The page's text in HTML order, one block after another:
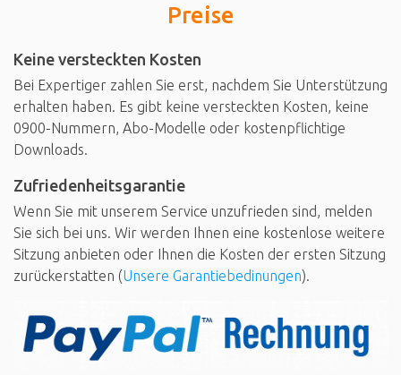
Preise
Keine versteckten Kosten
Bei Expertiger zahlen Sie erst, nachdem Sie Unterstützung
erhalten haben. Es gibt keine versteckten Kosten, keine
0900-Nummern, Abo-Modelle oder kostenpflichtige
Downloads.
Zufriedenheitsgarantie
Wenn Sie mit unserem Service unzufrieden sind, melden
Sie sich bei uns. Wir werden Ihnen eine kostenlose weitere
Sitzung anbieten oder Ihnen die Kosten der ersten Sitzung
zurückerstatten (Unsere Garantiebedinungen).